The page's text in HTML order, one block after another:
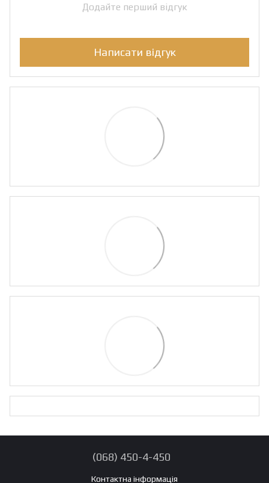
Додайте перший відгук
Написати відгук
(068) 450-4-450
Контактна інформація